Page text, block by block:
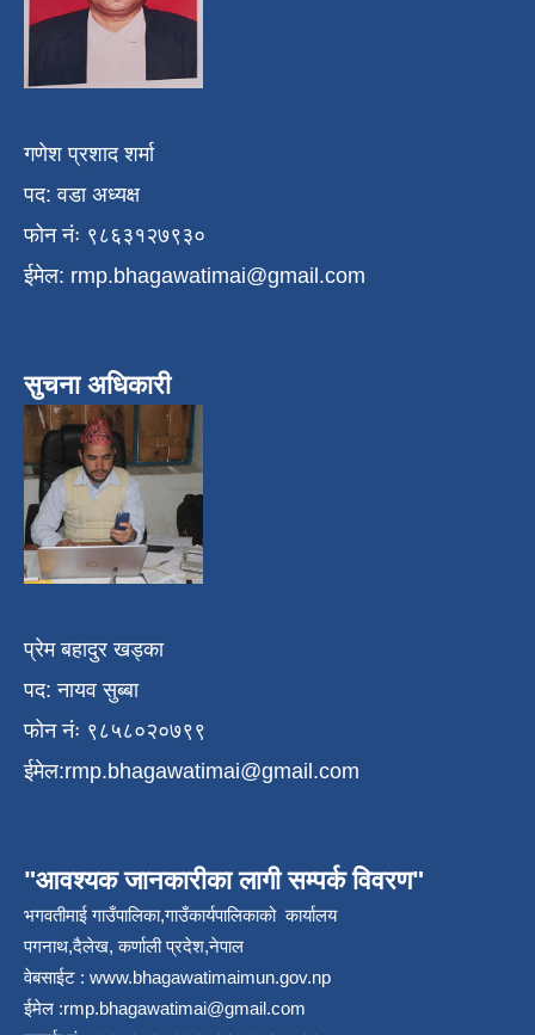
गणेश प्रशाद शर्मा
पद: वडा अध्यक्ष
फोन नंः ९८६३१२७९३०
ईमेल: rmp.bhagawatimai@gmail.com
सुचना अधिकारी
प्रेम बहादुर खड्का
पद: नायव सुब्बा
फोन नंः ९८५८०२०७९९
ईमेल:rmp.bhagawatimai@gmail.com
"आवश्यक जानकारीका लागी सम्पर्क विवरण"
भगवतीमाई गाउँपालिका,गाउँकार्यपालिकाको कार्यालय
पगनाथ,दैलेख, कर्णाली प्रदेश,नेपाल
वेबसाईट : www.bhagawatimaimun.gov.np
ईमेल :rmp.bhagawatimai@gmail.com